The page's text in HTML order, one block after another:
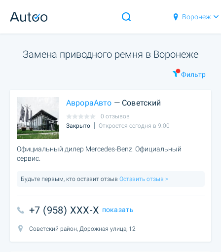
Воронеж
Замена приводного ремня в Воронеже
Фильтр
АврораАвто — Советский
0 отзывов
Закрыто
Откроется сегодня в 9:00
Официальный дилер Mercedes-Benz. Официальный
сервис.
Будьте первым, кто оставит отзыв Оставить отзыв >
+7 (958) XXX-X показать
Советский район, Дорожная улица, 12